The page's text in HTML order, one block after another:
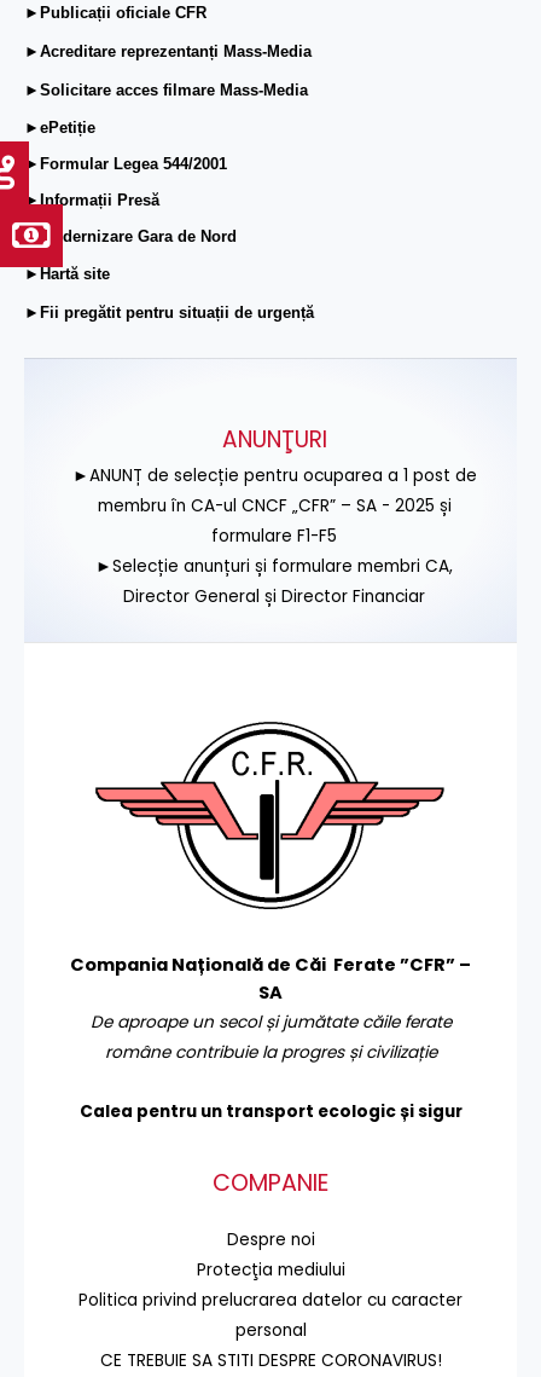
►Publicații oficiale CFR
►Acreditare reprezentanți Mass-Media
►Solicitare acces filmare Mass-Media
►ePetiție
►Formular Legea 544/2001
►Informații Presă
►Modernizare Gara de Nord
►Hartă site
►Fii pregătit pentru situații de urgență
ANUNŢURI
►ANUNȚ de selecție pentru ocuparea a 1 post de
membru în CA-ul CNCF „CFR” – SA - 2025 și
formulare F1-F5
►Selecție anunțuri și formulare membri CA,
Director General și Director Financiar
Compania Națională de Căi Ferate ”CFR” –
SA
De aproape un secol și jumătate căile ferate
române contribuie la progres și civilizație
Calea pentru un transport ecologic și sigur
COMPANIE
Despre noi
Protecţia mediului
Politica privind prelucrarea datelor cu caracter
personal
CE TREBUIE SA STITI DESPRE CORONAVIRUS!